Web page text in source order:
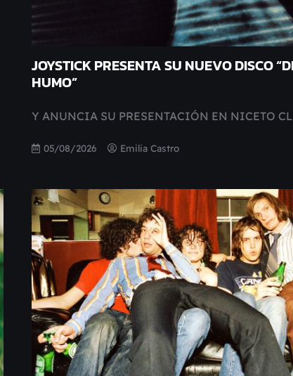
JOYSTICK PRESENTA SU NUEVO DISCO
HUMO”
Y ANUNCIA SU PRESENTACIÓN EN NICETO
05/08/2026 Emilia Castro